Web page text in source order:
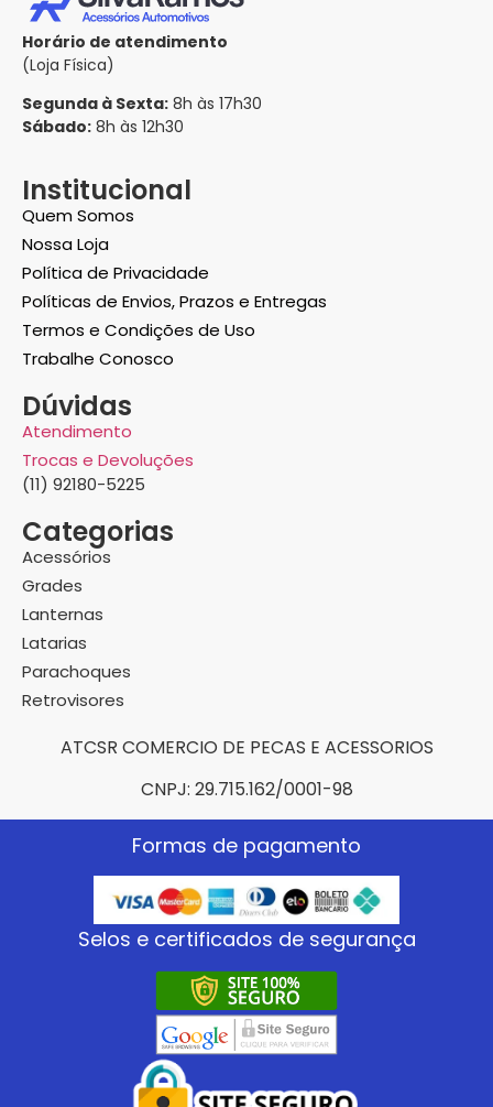
Horário de atendimento
(Loja Física)
Segunda à Sexta: 8h às 17h30
Sábado: 8h às 12h30
Institucional
Quem Somos
Nossa Loja
Política de Privacidade
Políticas de Envios, Prazos e Entregas
Termos e Condições de Uso
Trabalhe Conosco
Dúvidas
Atendimento
Trocas e Devoluções
(11) 92180-5225
Categorias
Acessórios
Grades
Lanternas
Latarias
Parachoques
Retrovisores
ATCSR COMERCIO DE PECAS E ACESSORIOS
CNPJ: 29.715.162/0001-98
Formas de pagamento
Selos e certificados de segurança